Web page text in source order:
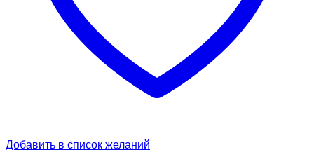
Добавить в список желаний